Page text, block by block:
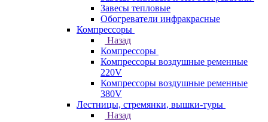
Завесы тепловые
Обогреватели инфракрасные
Компрессоры
Назад
Компрессоры
Компрессоры воздушные ременные
220V
Компрессоры воздушные ременные
380V
Лестницы, стремянки, вышки-туры
Назад